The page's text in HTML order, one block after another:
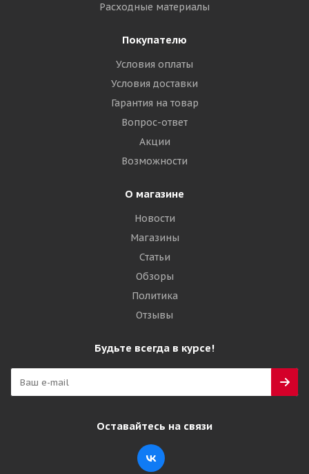
Расходные материалы
Покупателю
Условия оплаты
Условия доставки
Гарантия на товар
Вопрос-ответ
Акции
Возможности
О магазине
Новости
Магазины
Статьи
Обзоры
Политика
Отзывы
Будьте всегда в курсе!
Оставайтесь на связи